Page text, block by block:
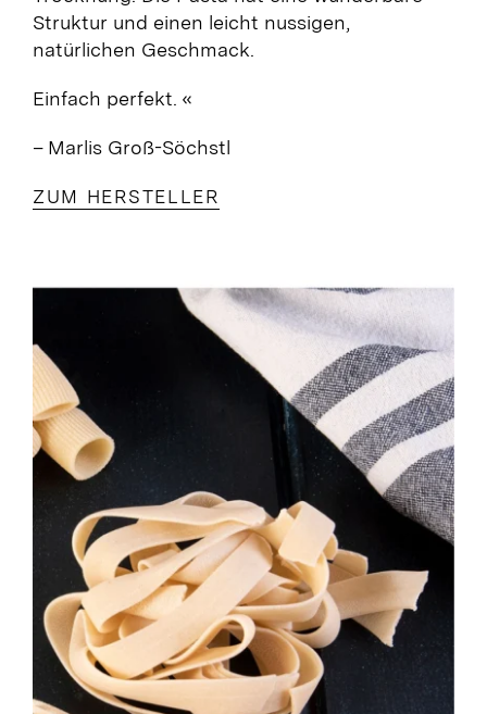
Struktur und einen leicht nussigen,
natürlichen Geschmack.
Einfach perfekt. «
– Marlis Groß-Söchstl
ZUM HERSTELLER